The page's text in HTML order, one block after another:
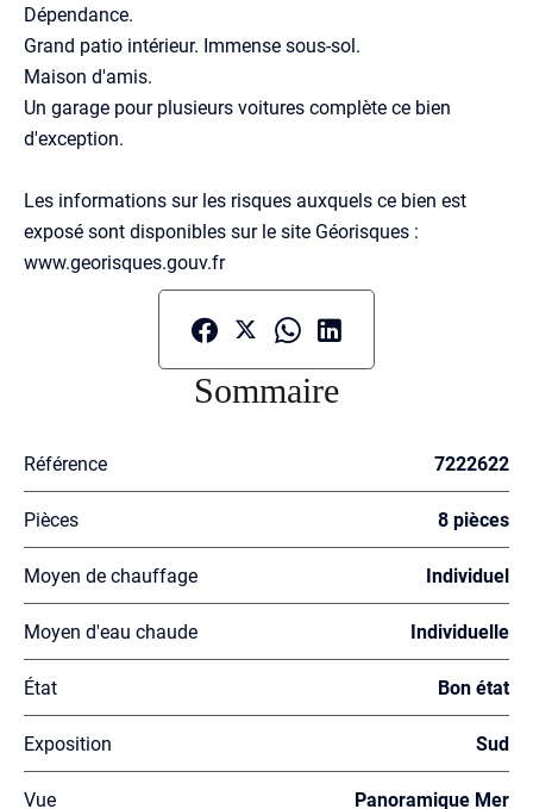
Dépendance.
Grand patio intérieur. Immense sous-sol.
Maison d'amis.
Un garage pour plusieurs voitures complète ce bien
d'exception.
Les informations sur les risques auxquels ce bien est
exposé sont disponibles sur le site Géorisques :
www.georisques.gouv.fr
Sommaire
Référence 7222622
Pièces 8 pièces
Moyen de chauffage Individuel
Moyen d'eau chaude Individuelle
État Bon état
Exposition Sud
Vue Panoramique Mer